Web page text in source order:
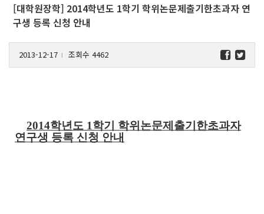
[대학원장학] 2014학년도 1학기 학위논문제출기한초과자 연
구생 등록 신청 안내
2013-12-17 l 조회수 4462
2014학년도 1학기 학위논문제출기한초과자
연구생 등록 신청 안내